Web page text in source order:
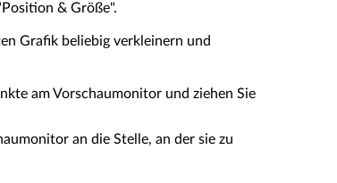
& Größe".
Grafik beliebig verkleinern und
am Vorschaumonitor und ziehen Sie
an die Stelle, an der sie zu